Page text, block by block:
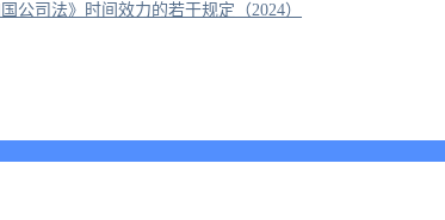
公司法》时间效力的若干规定（2024）